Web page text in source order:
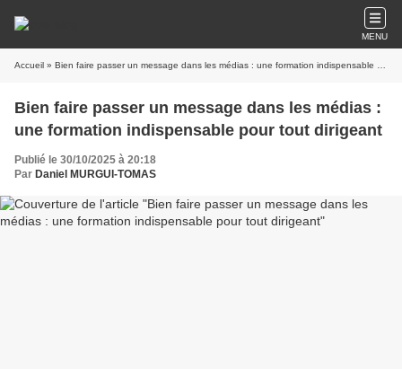
MENU
Accueil » Bien faire passer un message dans les médias : une formation indispensable pour tout dirigeant
Bien faire passer un message dans les médias :
une formation indispensable pour tout dirigeant
Publié le 30/10/2025 à 20:18
Par Daniel MURGUI-TOMAS